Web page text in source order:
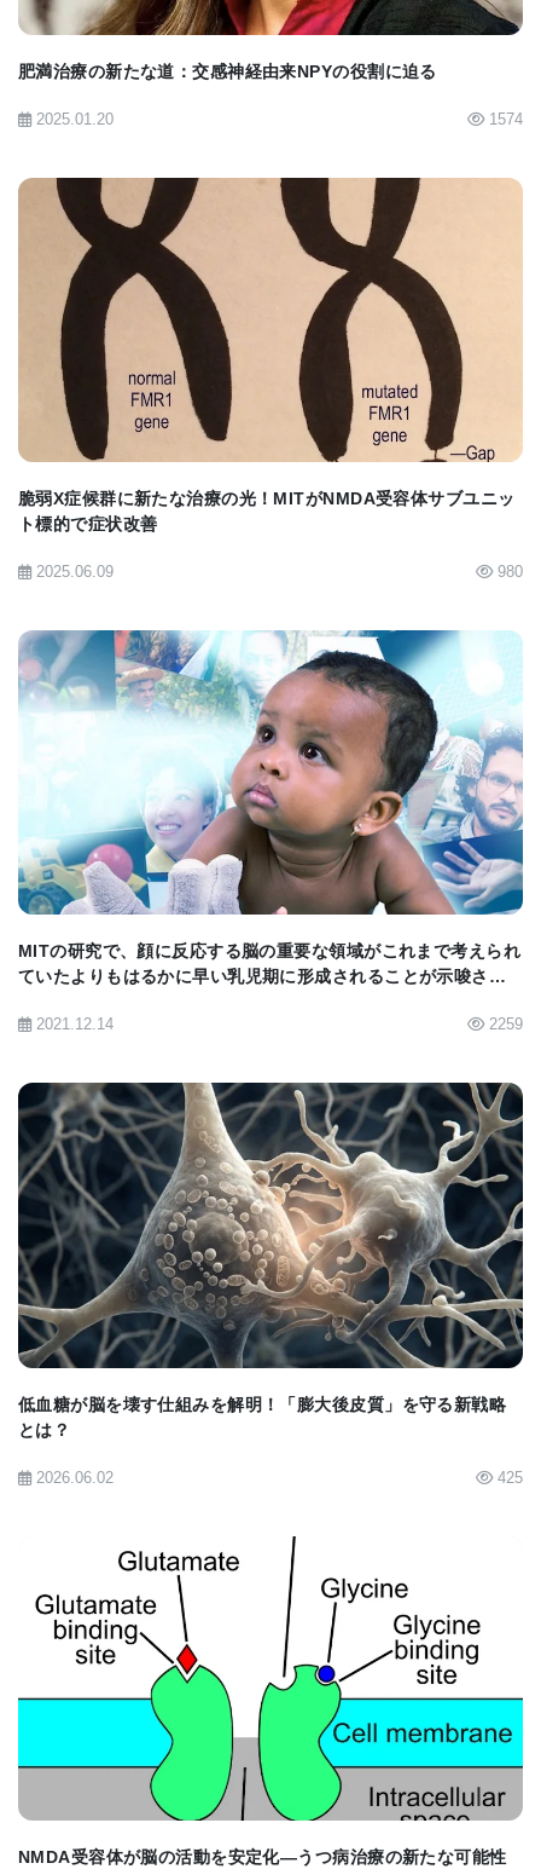
行動が見られる一方、両者を同時に活性化すること
アルツハイマー病への応用可能性
クォン博士は、「記憶のマクロレベルの構造を理解
すれば、この手法を用いて神経変性疾患を予防また
は遅延させるより効果的な戦略を開発できるかもし
れません」と述べています。この研究は、アルツハ
イマー病患者の記憶回路を再活性化または再構築す
るための基盤を提供する可能性があります。
ロンを選択的にタグ付けし、異なる特定の行動を導
[News release] [Nature Neurocience article
肥満治療の新たな道：交感神経由来NPYの役割に迫る
2025.01.20 1574
BIOMARKET JP
脆弱X症候群に新たな治療の光！MITがNMDA受容体サブユニッ
ト標的で症状改善
2025.06.09 980
BIOMARKET JP
MITの研究で、顔に反応する脳の重要な領域がこれまで考えられ
ていたよりもはるかに早い乳児期に形成されることが示唆され
2021.12.14 2259
BIOMARKET JP
低血糖が脳を壊す仕組みを解明！「膨大後皮質」を守る新戦略
とは？
2026.06.02 425
BIOMARKET JP
NMDA受容体が脳の活動を安定化—うつ病治療の新たな可能性